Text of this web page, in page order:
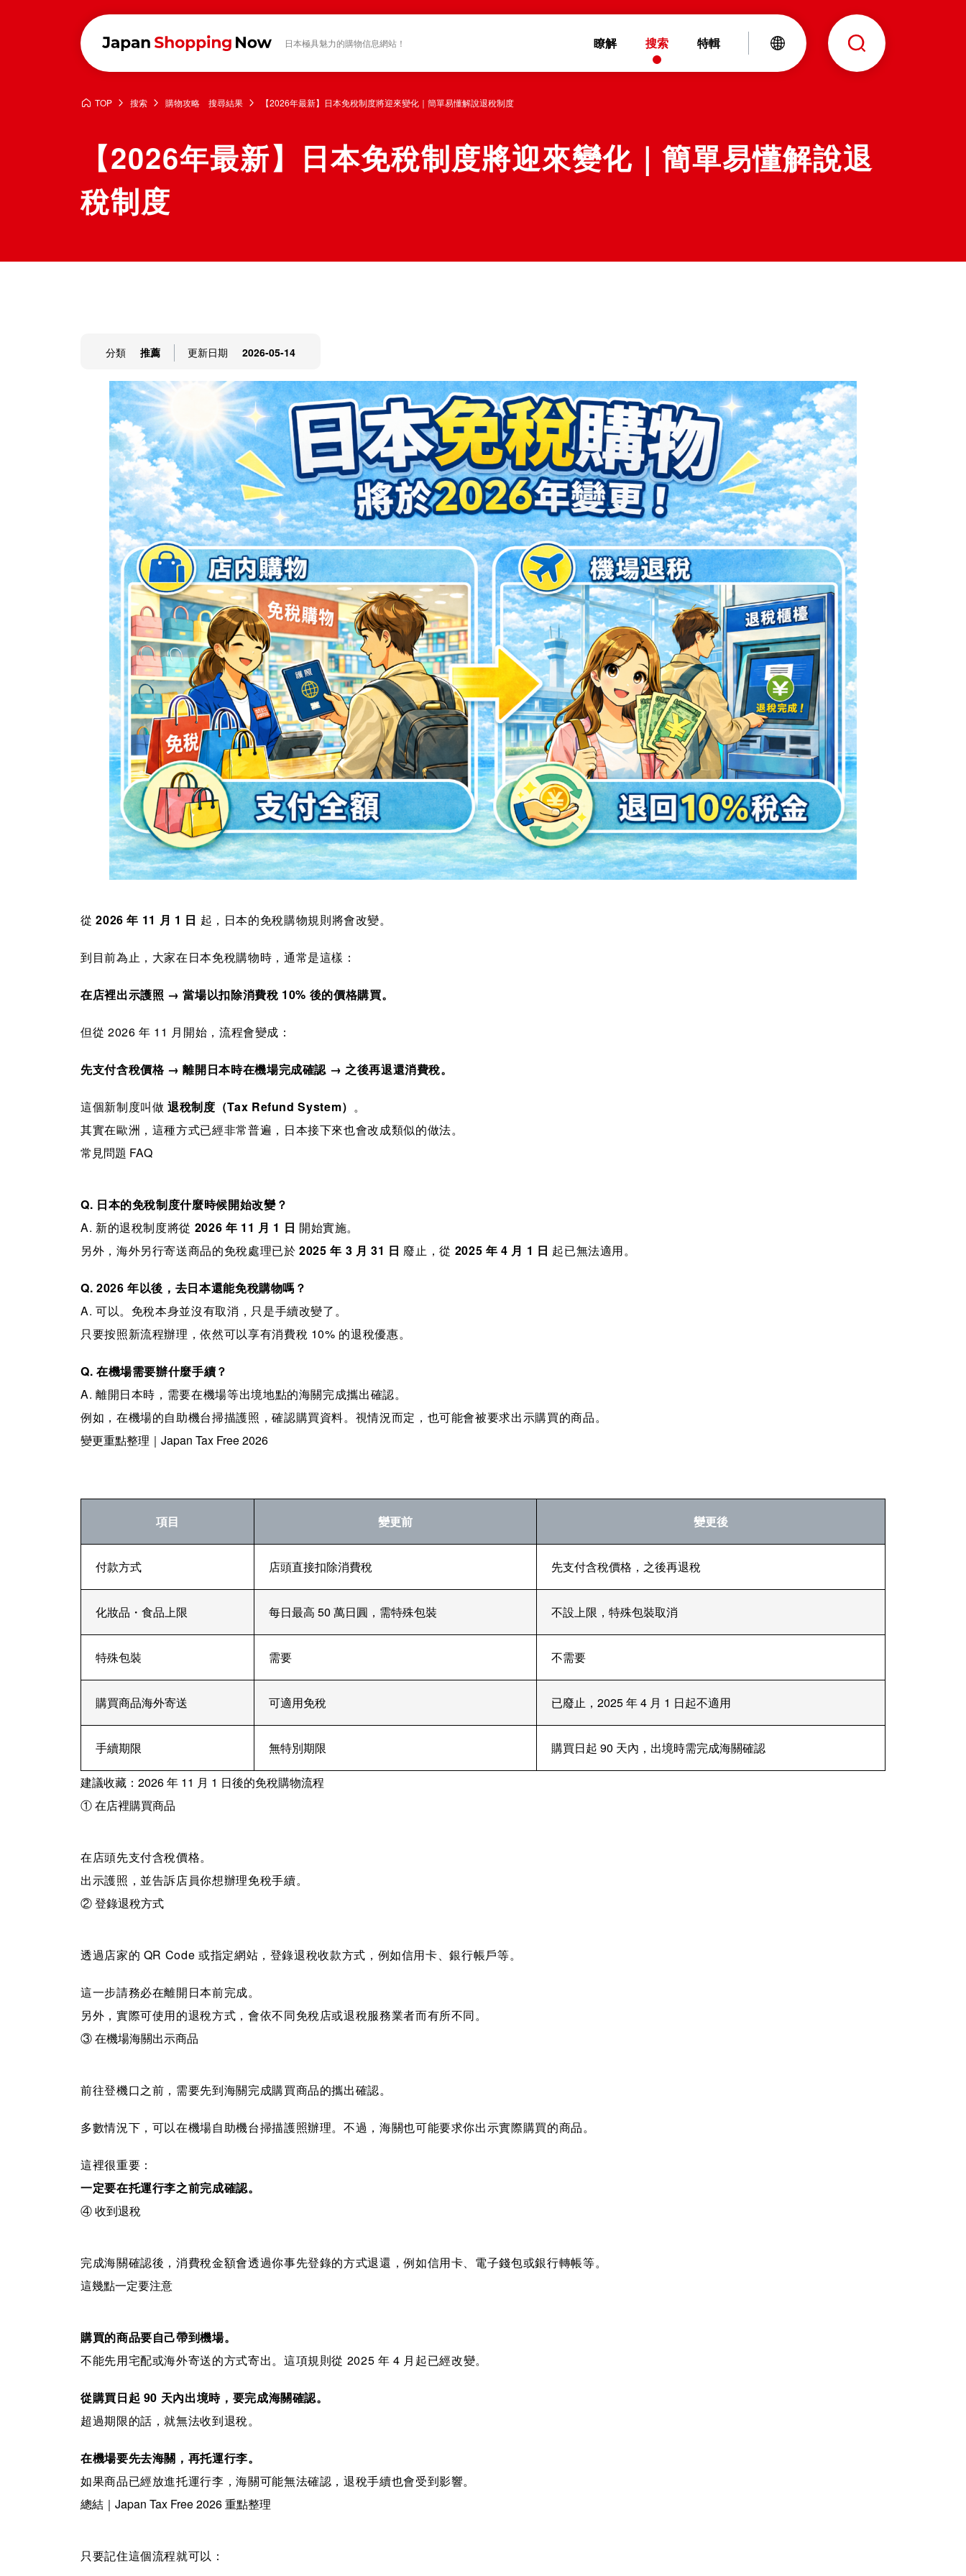
日本極具魅力的購物信息網站！ 瞭解 搜索 特輯
TOP 搜索 購物攻略 搜尋結果 【2026年最新】日本免稅制度將迎來變化｜簡單易懂解說退稅制度
【2026年最新】日本免稅制度將迎來變化｜簡單易懂解說退
稅制度
分類 推薦 更新日期 2026-05-14
從2026 年 11 月 1 日 起，日本的免稅購物規則將會改變。
到目前為止，大家在日本免稅購物時，通常是這樣：
在店裡出示護照 → 當場以扣除消費稅 10% 後的價格購買。
但從 2026 年 11 月開始，流程會變成：
先支付含稅價格 → 離開日本時在機場完成確認 → 之後再退還消費稅。
這個新制度叫做退稅制度（Tax Refund System） 。
其實在歐洲，這種方式已經非常普遍，日本接下來也會改成類似的做法。
常見問題 FAQ
Q. 日本的免稅制度什麼時候開始改變？
A. 新的退稅制度將從 2026 年 11 月 1 日 開始實施。
另外，海外另行寄送商品的免稅處理已於2025 年 3 月 31 日 廢止，從 2025 年 4 月 1 日 起已無法適用。
Q. 2026 年以後，去日本還能免稅購物嗎？
A. 可以。免稅本身並沒有取消，只是手續改變了。
只要按照新流程辦理，依然可以享有消費稅 10% 的退稅優惠。
Q. 在機場需要辦什麼手續？
A. 離開日本時，需要在機場等出境地點的海關完成攜出確認。
例如，在機場的自助機台掃描護照，確認購買資料。視情況而定，也可能會被要求出示購買的商品。
變更重點整理｜Japan Tax Free 2026
項目 變更前 變更後
付款方式 店頭直接扣除消費稅 先支付含稅價格，之後再退稅
化妝品・食品上限 每日最高 50 萬日圓，需特殊包裝 不設上限，特殊包裝取消
特殊包裝 需要 不需要
購買商品海外寄送 可適用免稅 已廢止，2025 年 4 月 1 日起不適用
手續期限 無特別期限 購買日起 90 天內，出境時需完成海關確認
建議收藏：2026 年 11 月 1 日後的免稅購物流程
① 在店裡購買商品
在店頭先支付含稅價格。
出示護照，並告訴店員你想辦理免稅手續。
② 登錄退稅方式
透過店家的 QR Code 或指定網站，登錄退稅收款方式，例如信用卡、銀行帳戶等。
這一步請務必在離開日本前完成。
另外，實際可使用的退稅方式，會依不同免稅店或退稅服務業者而有所不同。
③ 在機場海關出示商品
前往登機口之前，需要先到海關完成購買商品的攜出確認。
多數情況下，可以在機場自助機台掃描護照辦理。不過，海關也可能要求你出示實際購買的商品。
這裡很重要：
一定要在托運行李之前完成確認。
④ 收到退稅
完成海關確認後，消費稅金額會透過你事先登錄的方式退還，例如信用卡、電子錢包或銀行轉帳等。
這幾點一定要注意
購買的商品要自己帶到機場。
不能先用宅配或海外寄送的方式寄出。這項規則從 2025 年 4 月起已經改變。
從購買日起 90 天內出境時，要完成海關確認。
超過期限的話，就無法收到退稅。
在機場要先去海關，再托運行李。
如果商品已經放進托運行李，海關可能無法確認，退稅手續也會受到影響。
總結｜Japan Tax Free 2026 重點整理
只要記住這個流程就可以：